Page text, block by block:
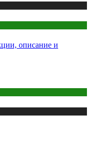
описание и